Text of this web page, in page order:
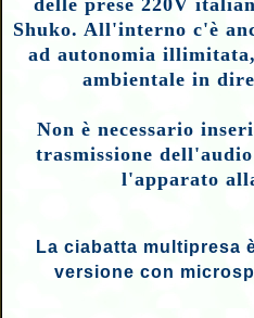
delle prese 220V
Shuko. All'interno c'è
ad autonomia
ambientale in
Non è necessario
trasmissione
l'apparato
La ciabatta multipresa
versione con